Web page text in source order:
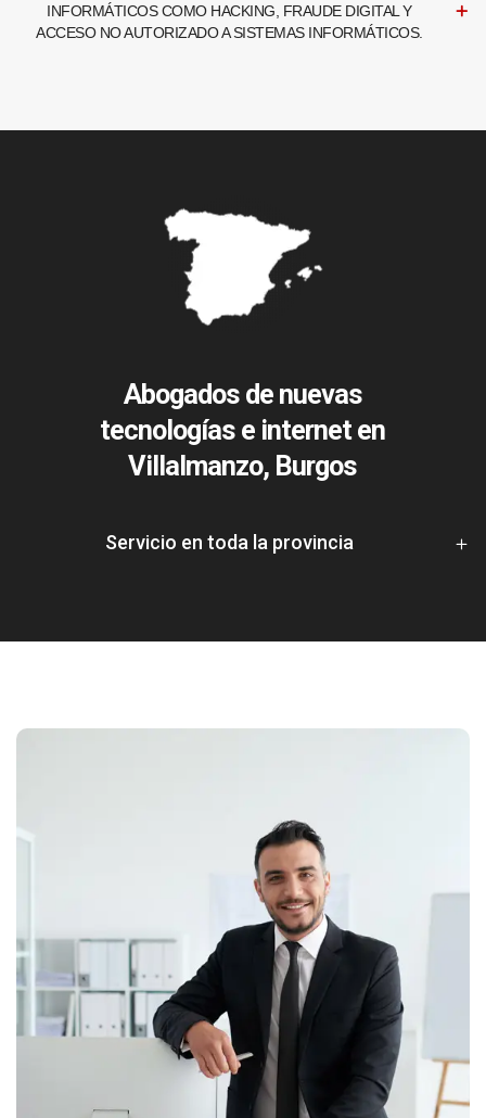
INFORMÁTICOS COMO HACKING, FRAUDE DIGITAL Y
ACCESO NO AUTORIZADO A SISTEMAS INFORMÁTICOS.
Abogados de nuevas
tecnologías e internet en
Villalmanzo, Burgos
Servicio en toda la provincia